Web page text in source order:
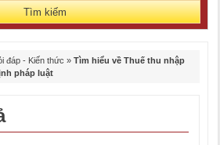
Tìm kiếm
đáp - Kiến thức » Tìm hiểu về Thuế thu nhập
pháp luật